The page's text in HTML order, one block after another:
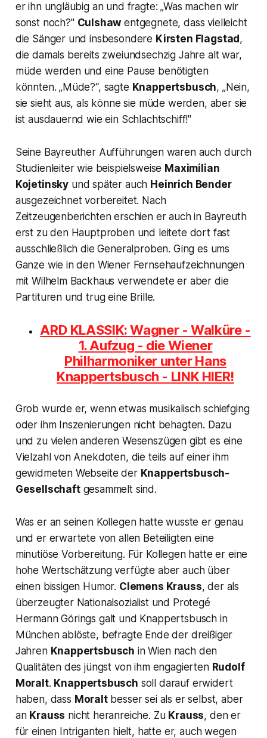
er ihn ungläubig an und fragte: „Was machen wir
sonst noch?" Culshaw entgegnete, dass vielleicht
die Sänger und insbesondere Kirsten Flagstad ,
die damals bereits zweiundsechzig Jahre alt war,
müde werden und eine Pause benötigten
könnten. „Müde?“, sagte Knappertsbusch, „Nein,
sie sieht aus, als könne sie müde werden, aber sie
ist ausdauernd wie ein Schlachtschiff!"
Seine Bayreuther Aufführungen waren auch durch
Studienleiter wie beispielsweise Maximilian
Kojetinsky und später auch Heinrich Bender
ausgezeichnet vorbereitet. Nach
Zeitzeugenberichten erschien er auch in Bayreuth
erst zu den Hauptproben und leitete dort fast
ausschließlich die Generalproben. Ging es ums
Ganze wie in den Wiener Fernsehaufzeichnungen
mit Wilhelm Backhaus verwendete er aber die
Partituren und trug eine Brille.
ARD KLASSIK: Wagner - Walküre -
1. Aufzug - die Wiener
Philharmoniker unter Hans
Knappertsbusch - LINK HIER!
Grob wurde er, wenn etwas musikalisch schiefging
oder ihm Inszenierungen nicht behagten. Dazu
und zu vielen anderen Wesenszügen gibt es eine
Vielzahl von Anekdoten, die teils auf einer ihm
gewidmeten Webseite der Knappertsbusch-
Gesellschaftgesammelt sind.
Was er an seinen Kollegen hatte wusste er genau
und er erwartete von allen Beteiligten eine
minutiöse Vorbereitung. Für Kollegen hatte er eine
hohe Wertschätzung verfügte aber auch über
einen bissigen Humor. Clemens Krauss, der als
überzeugter Nationalsozialist und Protegé
Hermann Görings galt und Knappertsbusch in
München ablöste, befragte Ende der dreißiger
Jahren Knappertsbusch in Wien nach den
Qualitäten des jüngst von ihm engagierten Rudolf
Moralt. Knappertsbusch soll darauf erwidert
haben, dass Moraltbesser sei als er selbst, aber
an Krauss nicht heranreiche. Zu Krauss, den er
für einen Intriganten hielt, hatte er, auch wegen